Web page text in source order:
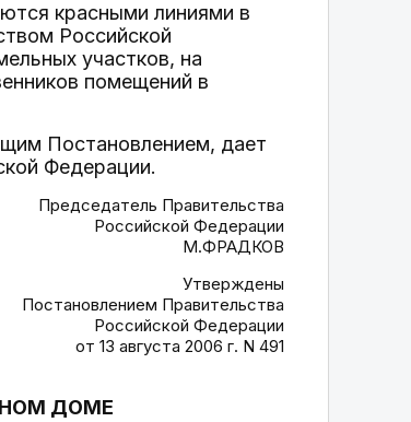
красными линиями в
Российской
участков, на
помещений в
Постановлением, дает
Федерации.
Председатель Правительства
Российской Федерации
М.ФРАДКОВ
Утверждены
Постановлением Правительства
Российской Федерации
от 13 августа 2006 г. N 491
ДОМЕ